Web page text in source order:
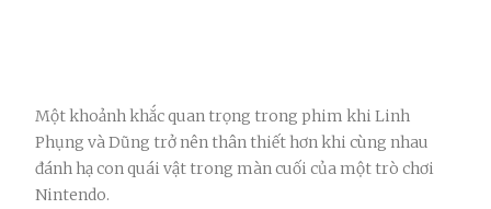
Một khoảnh khắc quan trọng trong phim khi Linh
Phụng và Dũng trở nên thân thiết hơn khi cùng nhau
đánh hạ con quái vật trong màn cuối của một trò chơi
Nintendo.